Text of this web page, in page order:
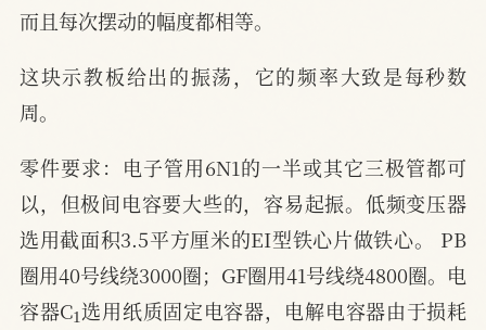
而且每次摆动的幅度都相等。
这块示教板给出的振荡，它的频率大致是每秒数
周。
零件要求：电子管用6N1的一半或其它三极管都可
以，但极间电容要大些的，容易起振。低频变压器
选用截面积3.5平方厘米的EI型铁心片做铁心。 PB
圈用40号线绕3000圈；GF圈用41号线绕4800圈。电
容器C1选用纸质固定电容器，电解电容器由于损耗